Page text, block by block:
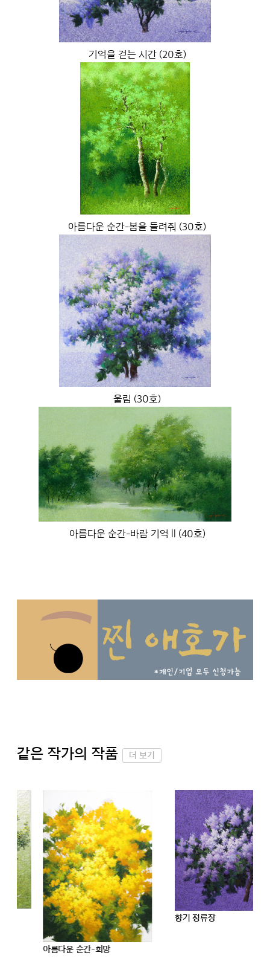
기억을 걷는 시간 (20호)
아름다운 순간-봄을 들려줘 (30호)
울림 (30호)
아름다운 순간-바람 기억 ll (40호)
같은 작가의 작품 더 보기
아름다운 순간-희망
향기 정류장